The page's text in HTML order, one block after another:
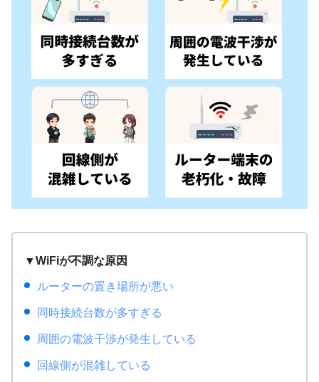
▼WiFiが不調な原因
ルーターの置き場所が悪い
同時接続台数が多すぎる
周囲の電波干渉が発生している
回線側が混雑している